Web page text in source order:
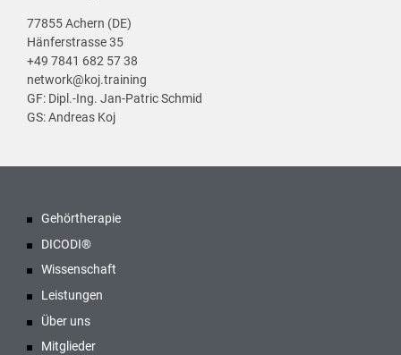
77855 Achern (DE)
Hänferstrasse 35
+49 7841 682 57 38
network@koj.training
GF: Dipl.-Ing. Jan-Patric Schmid
GS: Andreas Koj
Gehörtherapie
DICODI®
Wissenschaft
Leistungen
Über uns
Mitglieder